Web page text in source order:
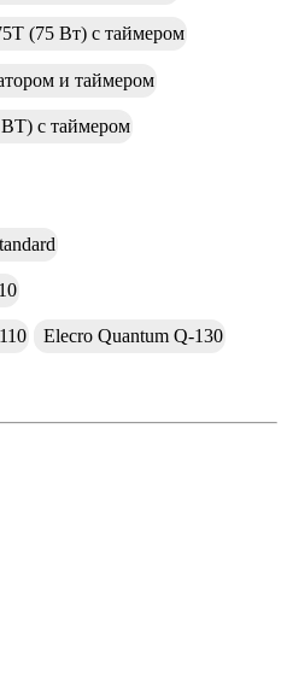
(75 Вт) с таймером
и таймером
с таймером
Elecro Quantum Q-130